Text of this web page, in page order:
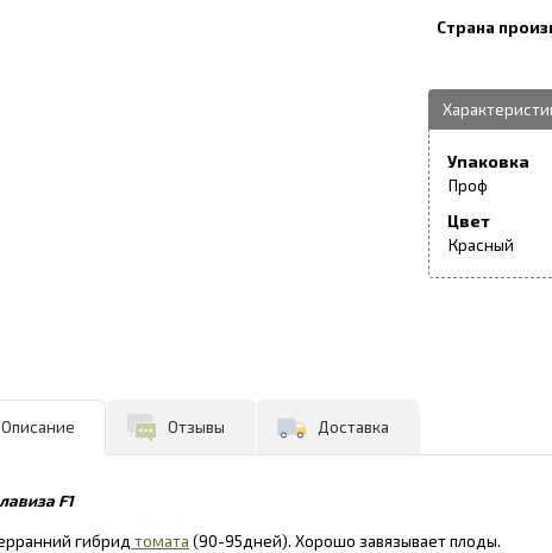
Упаковка
Проф
Цвет
Красный
Описание Отзывы Доставка
F1
гибрид томата (90-95дней). Хорошо завязывает плоды.